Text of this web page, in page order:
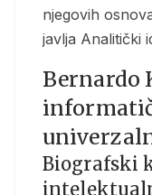
njegovih
javlja Analitički
Bernardo
Biografski